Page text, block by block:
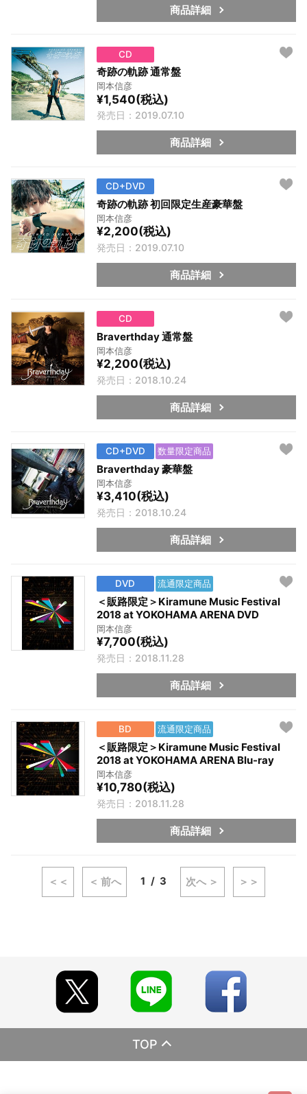
商品詳細
CD
奇跡の軌跡 通常盤
岡本信彦
¥1,540(税込)
発売日：2019.07.10
商品詳細
CD+DVD
奇跡の軌跡 初回限定生産豪華盤
岡本信彦
¥2,200(税込)
発売日：2019.07.10
商品詳細
CD
Braverthday 通常盤
岡本信彦
¥2,200(税込)
発売日：2018.10.24
商品詳細
CD+DVD 数量限定商品
Braverthday 豪華盤
岡本信彦
¥3,410(税込)
発売日：2018.10.24
商品詳細
DVD 流通限定商品
＜販路限定＞Kiramune Music Festival
2018 at YOKOHAMA ARENA DVD
岡本信彦
¥7,700(税込)
発売日：2018.11.28
商品詳細
BD 流通限定商品
＜販路限定＞Kiramune Music Festival
2018 at YOKOHAMA ARENA Blu-ray
岡本信彦
¥10,780(税込)
発売日：2018.11.28
商品詳細
＜＜ ＜ 前へ 1 3 次へ ＞ ＞＞
TOP